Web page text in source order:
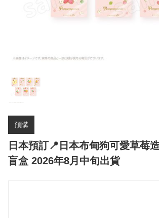
預購
日本預訂📍日本布甸狗可愛草莓
盲盒 2026年8月中旬出貨